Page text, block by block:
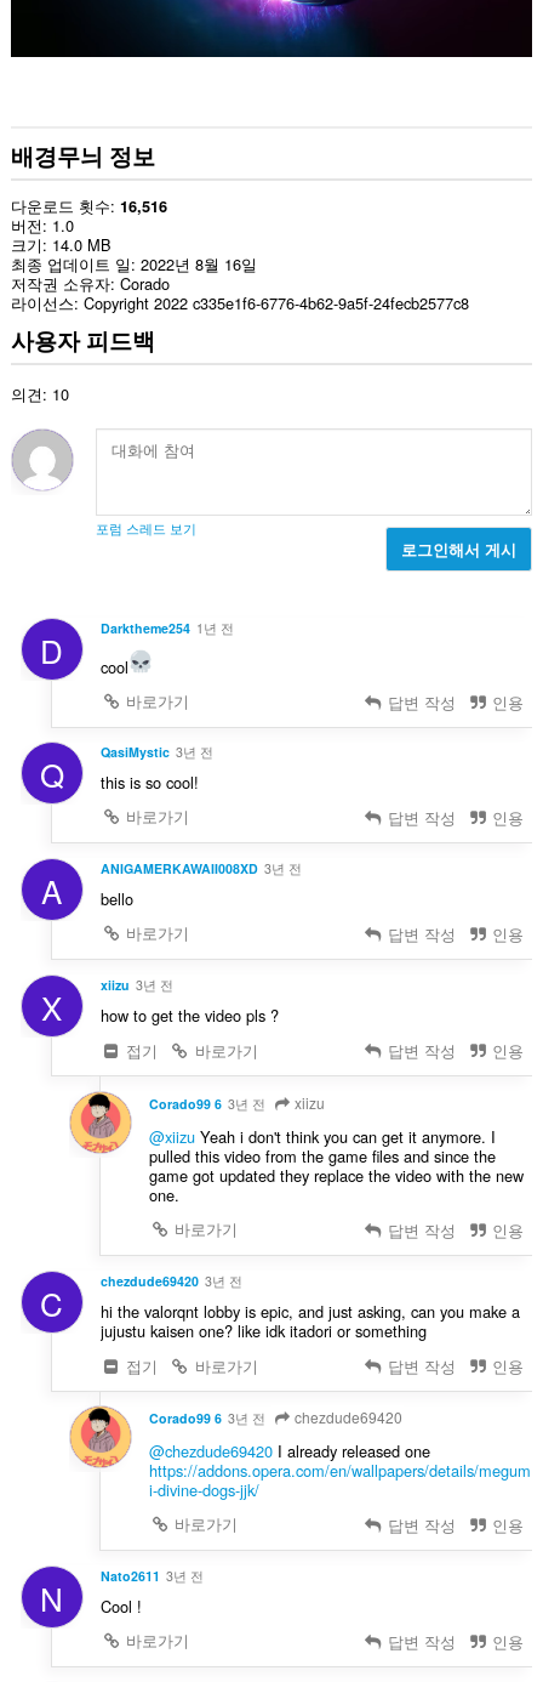
배경무늬 정보
다운로드 횟수 16,516
버전 1.0
크기 14.0 MB
최종 업데이트 일 2022년 8월 16일
저작권 소유자 Corado
라이선스 Copyright 2022 c335e1f6-6776-4b62-9a5f-24fecb2577c8
사용자 피드백
의견: 10
포럼 스레드 보기
로그인해서 게시
D Darktheme254 1년 전
cool
바로가기
답변 작성 인용
Q QasiMystic 3년 전
this is so cool!
바로가기
답변 작성 인용
A ANIGAMERKAWAII008XD 3년 전
bello
바로가기
답변 작성 인용
X xiizu 3년 전
how to get the video pls ?
접기
바로가기 답변 작성 인용
Corado99 6 3년 전 xiizu
@xiizuYeah i don't think you can get it anymore. I
pulled this video from the game files and since the
game got updated they replace the video with the new
one.
바로가기
답변 작성 인용
C chezdude69420 3년 전
hi the valorqnt lobby is epic, and just asking, can you make a
jujustu kaisen one? like idk itadori or something
접기
바로가기 답변 작성 인용
Corado99 6 3년 전 chezdude69420
@chezdude69420I already released one
https://addons.opera.com/en/wallpapers/details/megum
i-divine-dogs-jjk/
바로가기
답변 작성 인용
N Nato2611 3년 전
Cool !
바로가기
답변 작성 인용